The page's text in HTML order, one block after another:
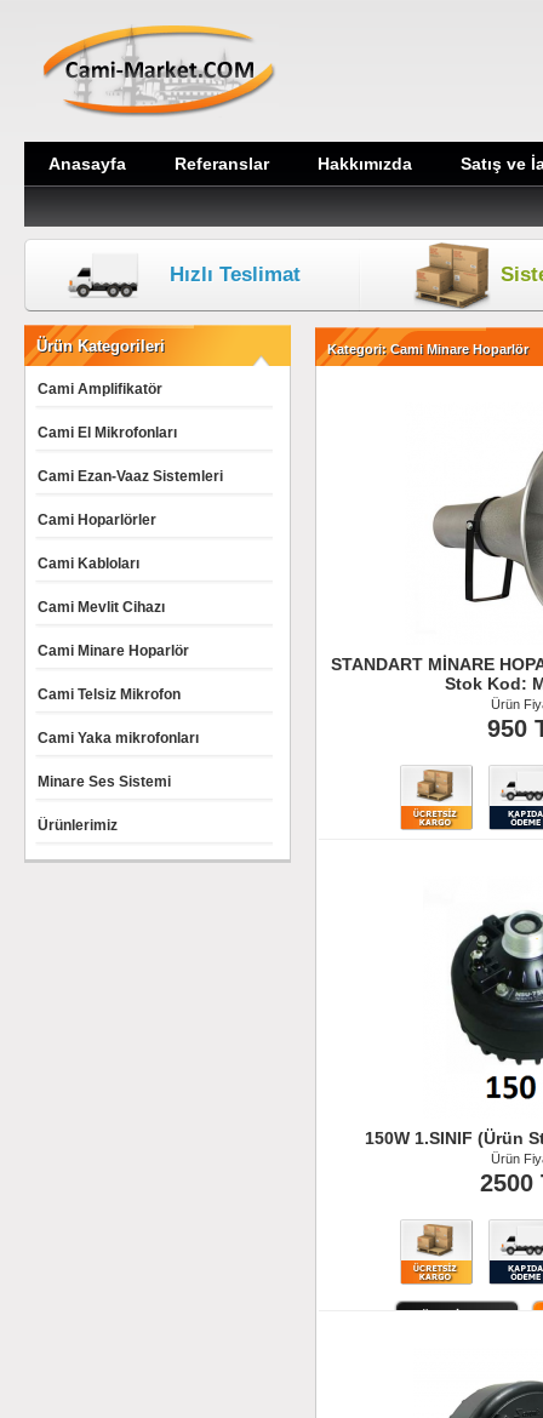
Anasayfa Referanslar Hakkımızda Satış ve
Hızlı Teslimat
Ürün Kategorileri
Cami Amplifikatör
Cami El Mikrofonları
Cami Ezan-Vaaz Sistemleri
Cami Hoparlörler
Cami Kabloları
Cami Mevlit Cihazı
Cami Minare Hoparlör
Cami Telsiz Mikrofon
Cami Yaka mikrofonları
Minare Ses Sistemi
Ürünlerimiz
Kategori: Cami Minare Hoparlör
STANDART MİNARE
Stok Kod:
Ürün
950
150W 1.SINIF (Ürün
Ürün
2500